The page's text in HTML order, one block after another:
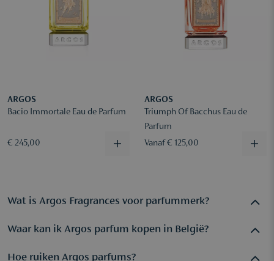
ARGOS
Bacio Immortale Eau de Parfum
€ 245,00
ARGOS
Triumph Of Bacchus Eau de
Parfum
Vanaf € 125,00
Wat is Argos Fragrances voor parfummerk?
Argos Fragrances is een niche parfummerk dat bekendstaat
Waar kan ik Argos parfum kopen in België?
Hoe ruiken Argos parfums?